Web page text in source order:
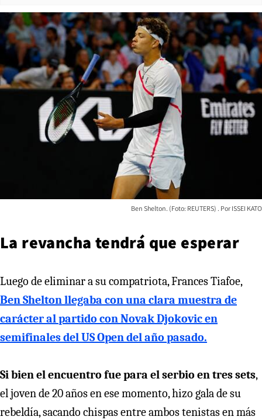
Ben Shelton. (Foto: REUTERS) ISSEI KATO
La revancha tendrá que esperar
Luego de eliminar a su compatriota, Frances Tiafoe,
Ben Shelton llegaba con una clara muestra de
carácter al partido con Novak Djokovic en
semifinales del US Open del año pasado.
Si bien el encuentro fue para el serbio en tres sets,
el joven de 20 años en ese momento, hizo gala de su
rebeldía, sacando chispas entre ambos tenistas en más